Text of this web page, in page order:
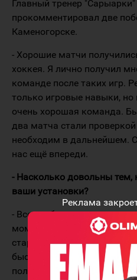
Реклама
Главный тренер
прокомментировал две
Каменогорске.
- Хорошие матчи
хоккея. Я лично получил
команде после таких игр.
только игровые навыки, но
очень хорошая команда.
два матча стали
необходим в дальнейшем.
нас ещё впереди.
- Насколько довольны
ваши установки?
- Всегда будут какие-то
моментов. Мы добавляем
стараемся быстро двигать
быстро бегать. Что-то для
получается. Одна основная